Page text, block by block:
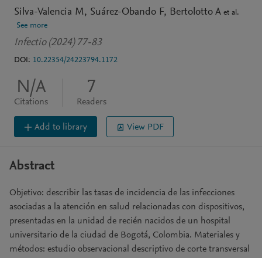
Silva-Valencia M Suárez-Obando F Bertolotto A et al.
See more
Infectio (2024) 77-83
DOI: 10.22354/24223794.1172
N/A
Citations
7
Readers
Add to library View PDF
Abstract
Objetivo: describir las tasas de incidencia de las infecciones
asociadas a la atención en salud relacionadas con dispositivos,
presentadas en la unidad de recién nacidos de un hospital
universitario de la ciudad de Bogotá, Colombia. Materiales y
métodos: estudio observacional descriptivo de corte transversal